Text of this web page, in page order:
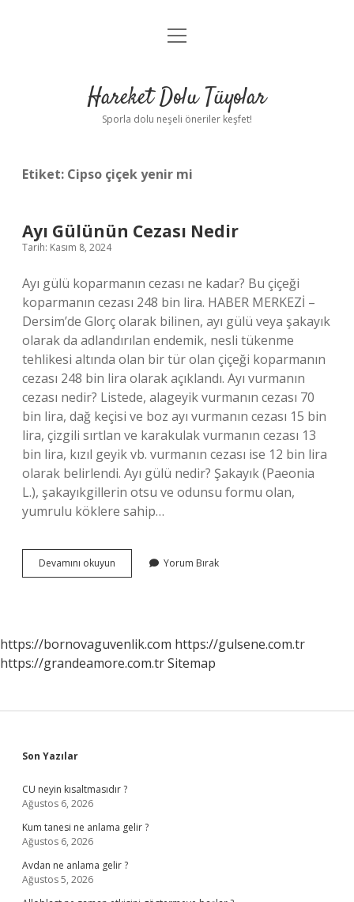
Anasayfa
Yasal Uyarı
menüyü
Hareket Dolu Tüyolar
Sporla dolu neşeli öneriler keşfet!
Etiket: Cipso çiçek yenir mi
Ayı Gülünün Cezası Nedir
Tarih: Kasım 8, 2024
Ayı gülü koparmanın cezası ne kadar? Bu çiçeği
koparmanın cezası 248 bin lira. HABER MERKEZİ –
Dersim’de Glorç olarak bilinen, ayı gülü veya şakayık
olarak da adlandırılan endemik, nesli tükenme
tehlikesi altında olan bir tür olan çiçeği koparmanın
cezası 248 bin lira olarak açıklandı. Ayı vurmanın
cezası nedir? Listede, alageyik vurmanın cezası 70
bin lira, dağ keçisi ve boz ayı vurmanın cezası 15 bin
lira, çizgili sırtlan ve karakulak vurmanın cezası 13
bin lira, kızıl geyik vb. vurmanın cezası ise 12 bin lira
olarak belirlendi. Ayı gülü nedir? Şakayık (Paeonia
L.), şakayıkgillerin otsu ve odunsu formu olan,
yumrulu köklere sahip…
Devamını okuyun
Gülünün
Yorum Bırak
https://bornovaguvenlik.com https://gulsene.com.tr
https://grandeamore.com.trSitemap
Sidebar
Son Yazılar
CU neyin kısaltmasıdır ?
Ağustos 6, 2026
Kum tanesi ne anlama gelir ?
Ağustos 6, 2026
Avdan ne anlama gelir ?
Ağustos 5, 2026